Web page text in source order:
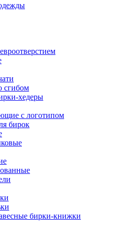
сгибом
хедеры
с логотипом
бирок
бирки-книжки